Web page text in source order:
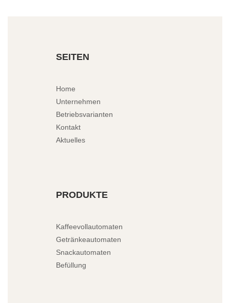
SEITEN
Home
Unternehmen
Betriebsvarianten
Kontakt
Aktuelles
PRODUKTE
Kaffeevollautomaten
Getränkeautomaten
Snackautomaten
Befüllung